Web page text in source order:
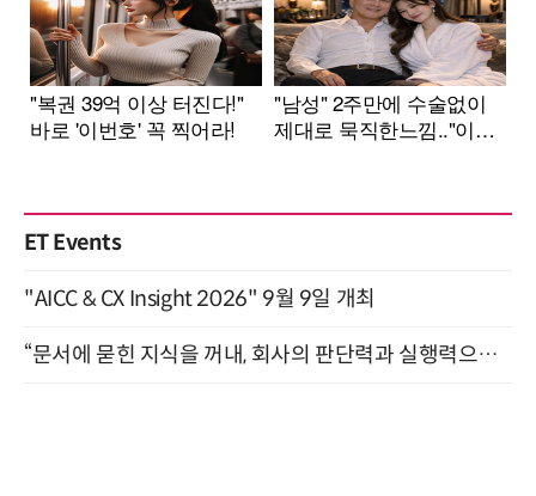
ET Events
"AICC & CX Insight 2026" 9월 9일 개최
“문서에 묻힌 지식을 꺼내, 회사의 판단력과 실행력으로 바꾸다” (8/20)